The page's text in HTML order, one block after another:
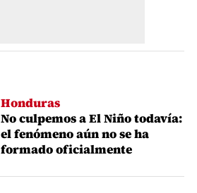
Honduras
No culpemos a El Niño todavía:
el fenómeno aún no se ha
formado oficialmente